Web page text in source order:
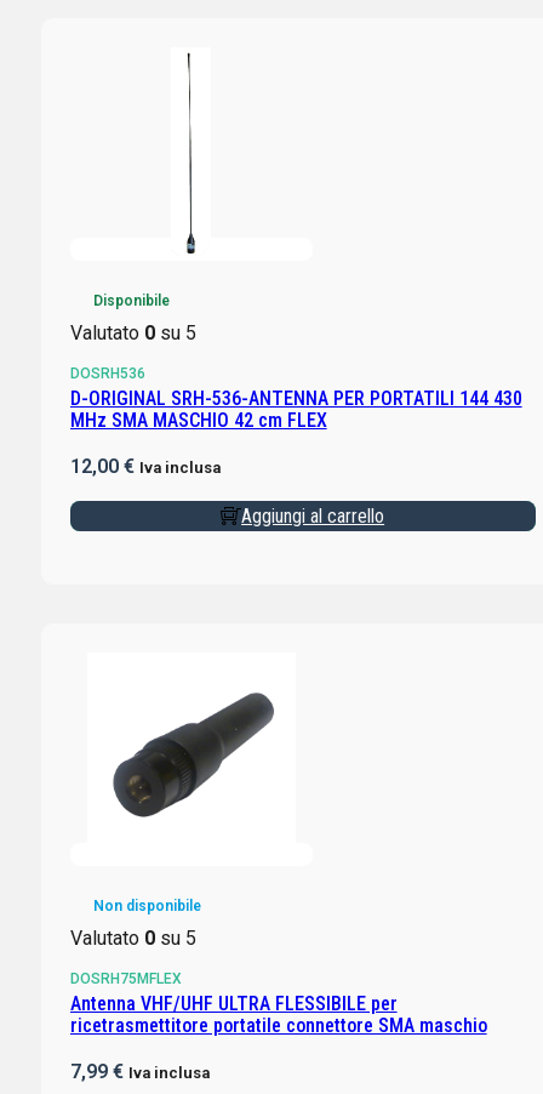
Disponibile
Valutato 0su 5
DOSRH536
D-ORIGINAL SRH-536-ANTENNA PER PORTATILI 144 430
MHz SMA MASCHIO 42 cm FLEX
12,00 € Iva inclusa
Aggiungi al carrello
Non disponibile
Valutato 0su 5
DOSRH75MFLEX
Antenna VHF/UHF ULTRA FLESSIBILE per
ricetrasmettitore portatile connettore SMA maschio
7,99 € Iva inclusa